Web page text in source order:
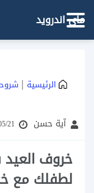
ماي اندرويد
الرئيسية |
آية حسن 21
خروف
لطفلك مع